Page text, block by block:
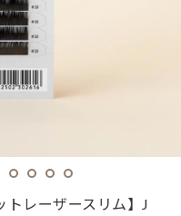
トレーザースリム】J